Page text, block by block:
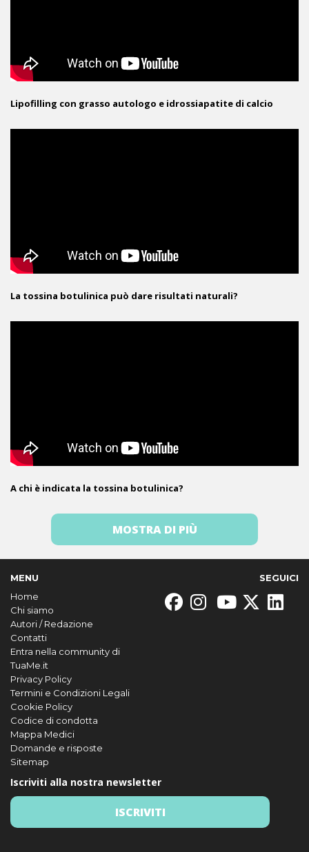
Lipofilling con grasso autologo e idrossiapatite di calcio
La tossina botulinica può dare risultati naturali?
A chi è indicata la tossina botulinica?
MOSTRA DI PIÙ
MENU
Home
Chi siamo
Autori / Redazione
Contatti
Entra nella community di
TuaMe.it
Privacy Policy
Termini e Condizioni Legali
Cookie Policy
Codice di condotta
Mappa Medici
Domande e risposte
Sitemap
SEGUICI
Iscriviti alla nostra newsletter
ISCRIVITI